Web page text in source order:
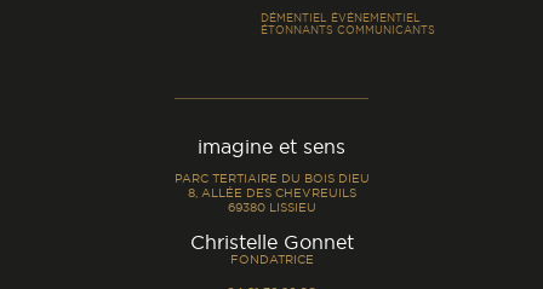
DÉMENTIEL ÉVÉNEMENTIEL
ÉTONNANTS COMMUNICANTS
imagine et sens
PARC TERTIAIRE DU BOIS DIEU
8, ALLÉE DES CHEVREUILS
69380 LISSIEU
Christelle Gonnet-
FONDATRICE